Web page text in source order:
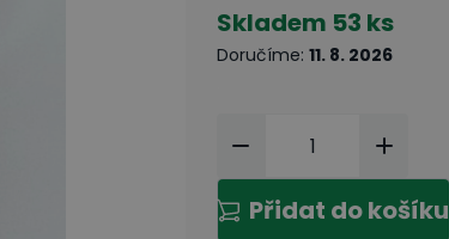
Skladem 53 ks
Doručíme: 11. 8. 2026
Přidat do košíku